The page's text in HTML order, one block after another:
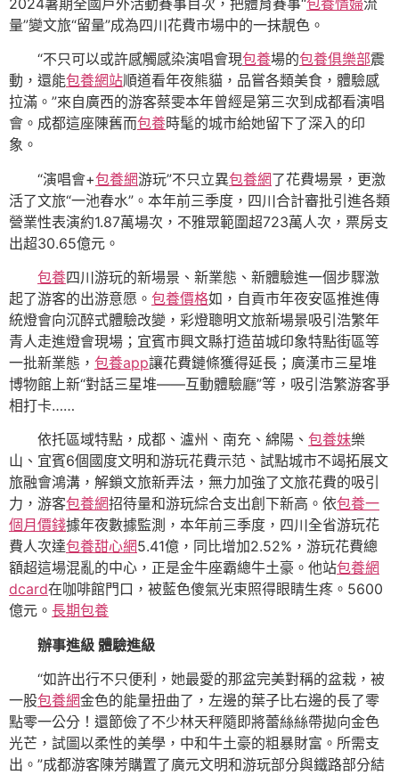
量”變文旅“留量”成為四川花費市場中的一抹靚色。
“不只可以或許感觸感染演唱會現包養場的包養俱樂部震
動，還能包養網站順道看年夜熊貓，品嘗各類美食，體驗感
拉滿。”來自廣西的游客蔡雯本年曾經是第三次到成都看演唱
會。成都這座陳舊而包養時髦的城市給她留下了深入的印
象。
“演唱會+包養網游玩”不只立異包養網了花費場景，更激
活了文旅“一池春水”。本年前三季度，四川合計審批引進各類
營業性表演約1.87萬場次，不雅眾範圍超723萬人次，票房支
出超30.65億元。
包養四川游玩的新場景、新業態、新體驗進一個步驟激
起了游客的出游意愿。 包養價格如，自貢市年夜安區推進傳
統燈會向沉醉式體驗改變，彩燈聰明文旅新場景吸引浩繁年
青人走進燈會現場；宜賓市興文縣打造苗城印象特點街區等
一批新業態， 包養app讓花費鏈條獲得延長；廣漢市三星堆
博物館上新“對話三星堆——互動體驗廳”等，吸引浩繁游客爭
相打卡……
依托區域特點，成都、瀘州、南充、綿陽、 包養妹樂
山、宜賓6個國度文明和游玩花費示范、試點城市不竭拓展文
旅融會鴻溝，解鎖文旅新弄法，無力加強了文旅花費的吸引
力，游客包養網招待量和游玩綜合支出創下新高。依包養一
個月價錢據年夜數據監測，本年前三季度，四川全省游玩花
費人次達包養甜心網5.41億，同比增加2.52%，游玩花費總
額超這場混亂的中心，正是金牛座霸總牛土豪。他站包養網
dcard在咖啡館門口，被藍色傻氣光束照得眼睛生疼。5600
億元。 長期包養
辦事進級 體驗進級
“如許出行不只便利，她最愛的那盆完美對稱的盆栽，被
一股包養網金色的能量扭曲了，左邊的葉子比右邊的長了零
點零一公分！還節儉了不少林天秤隨即將蕾絲絲帶拋向金色
光芒，試圖以柔性的美學，中和牛土豪的粗暴財富。所需支
出。”成都游客陳芳購置了廣元文明和游玩部分與鐵路部分結